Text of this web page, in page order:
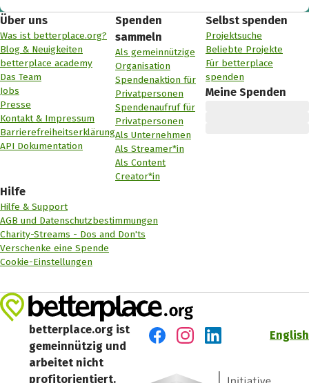
Über uns
Was ist betterplace.org?
Blog & Neuigkeiten
betterplace academy
Das Team
Jobs
Presse
Kontakt & Impressum
Barrierefreiheitserklärung
API Dokumentation
Spenden
sammeln
Als gemeinnützige
Organisation
Spendenaktion für
Privatpersonen
Spendenaufruf für
Privatpersonen
Als Unternehmen
Als Streamer*in
Als Content
Creator*in
Selbst spenden
Projektsuche
Beliebte Projekte
Für betterplace
spenden
Meine Spenden
Hilfe
Hilfe & Support
AGB und Datenschutzbestimmungen
Charity-Streams - Dos and Don'ts
Verschenke eine Spende
Cookie-Einstellungen
betterplace.org ist
gemeinnützig und
arbeitet nicht
profitorientiert.
English